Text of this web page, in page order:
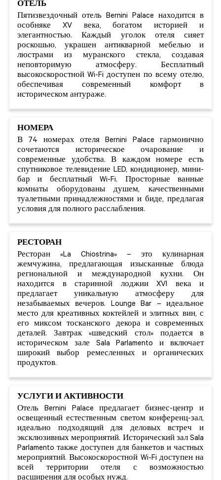
ОТЕЛЬ
Пятизвездочный отель Bernini Palace находится в
особняке XV века, богатом историей и
элегантностью. Каждый уголок отеля сияет
роскошью, украшен антикварной мебелью и
люстрами из муранского стекла, создавая
неповторимую атмосферу. Бесплатный
высокоскоростной Wi-Fi доступен по всему отелю,
обеспечивая современный комфорт в
историческом антураже.
НОМЕРА
В 74 номерах отеля Bernini Palace гармонично
сочетаются историческое очарование и
современные удобства. В каждом номере есть
спутниковое телевидение LED, кондиционер, мини-
бар и бесплатный Wi-Fi. Просторные ванные
комнаты оборудованы душем, качественными
туалетными принадлежностями и биде, предлагая
условия для полного расслабления.
РЕСТОРАН
Ресторан «La Chiostrina» – это кулинарная
жемчужина, предлагающая изысканные блюда
региональной и международной кухни. Он
находится в старинной лоджии XVI века и
предлагает уникальную атмосферу для
незабываемых вечеров. Lounge Bar – идеальное
место для креативных коктейлей и элитных вин, с
его миксом тосканского декора и современных
деталей. Завтрак «шведский стол» подается в
историческом зале Sala Parlamento и включает
широкий выбор ремесленных и органических
продуктов.
УСЛУГИ И АКТИВНОСТИ
Отель Bernini Palace предлагает бизнес-центр и
освещенный естественным светом конференц-зал,
идеально подходящий для деловых встреч и
эксклюзивных мероприятий. Исторический зал Sala
Parlamento также доступен для банкетов и частных
мероприятий. Высокоскоростной Wi-Fi доступен на
всей территории отеля с возможностью
расширения для особых нужд.